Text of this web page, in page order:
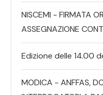
NISCEMI - FIRMATA
ASSEGNAZIONE
Edizione delle 14.00
MODICA - ANFFAS,